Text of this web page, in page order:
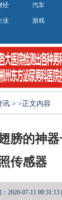
经 汽车
业 游戏
讯 > >正文内容
膀的神
传感器
2020-07-11 09:31:13